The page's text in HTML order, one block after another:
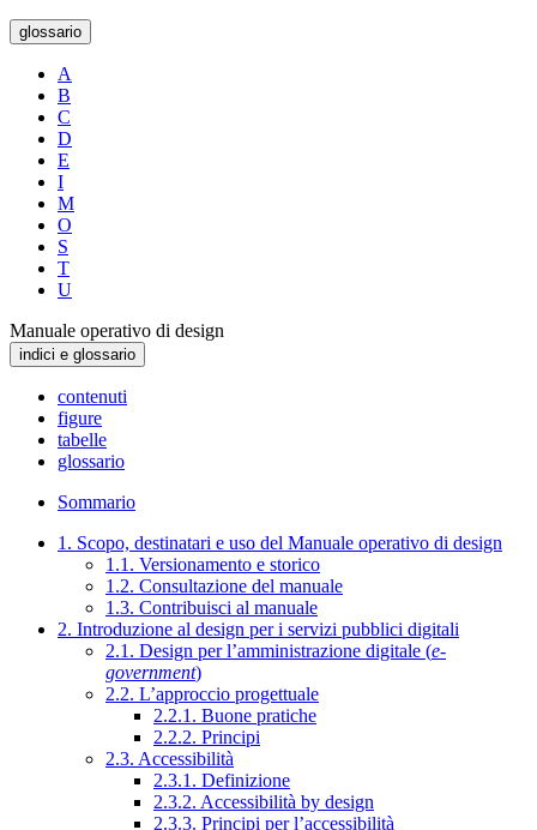
glossario
A
B
C
D
E
I
M
O
S
T
U
Manuale operativo di design
indici e glossario
contenuti
figure
tabelle
glossario
Sommario
1. Scopo, destinatari e uso del Manuale operativo di design
1.1. Versionamento e storico
1.2. Consultazione del manuale
1.3. Contribuisci al manuale
2. Introduzione al design per i servizi pubblici digitali
2.1. Design per l’amministrazione digitale (e-
government)
2.2. L’approccio progettuale
2.2.1. Buone pratiche
2.2.2. Principi
2.3. Accessibilità
2.3.1. Definizione
2.3.2. Accessibilità by design
2.3.3. Principi per l’accessibilità